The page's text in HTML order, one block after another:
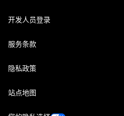
开发人员登录
服务条款
隐私政策
站点地图